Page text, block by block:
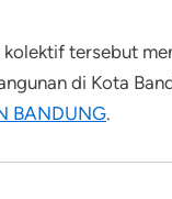
kolektif tersebut
di Kota
BANDUNG.